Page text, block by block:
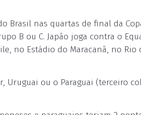
Brasil nas quartas de final da
B ou C. Japão joga contra o
no Estádio do Maracanã, no Rio
Uruguai ou o Paraguai (terceiro